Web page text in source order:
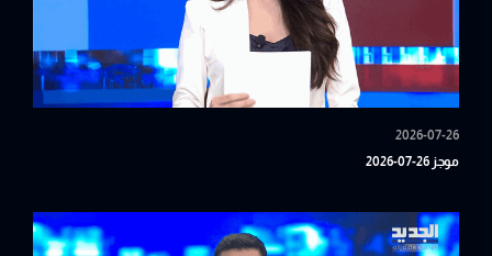
2026-07-26
موجز 26-07-2026